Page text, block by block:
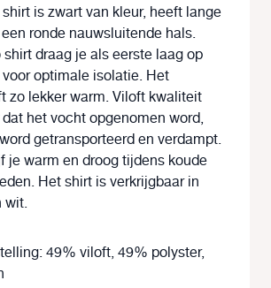
is zwart van kleur, heeft lange
ronde nauwsluitende hals.
shirt draag je als eerste laag op
optimale isolatie. Het
zo lekker warm. Viloft kwaliteit
het vocht opgenomen word,
getransporteerd en verdampt.
je warm en droog tijdens koude
Het shirt is verkrijgbaar in
wit.
49% viloft, 49% polyster,